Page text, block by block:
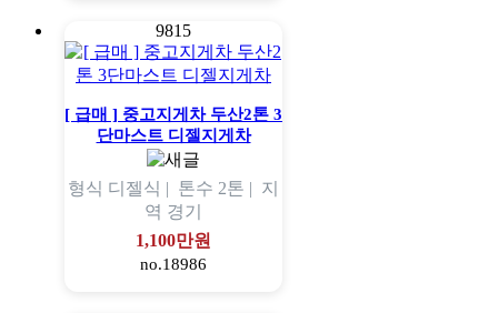
9815
[ 급매 ] 중고지게차 두산2톤 3
단마스트 디젤지게차
형식 디젤식 | 톤수 2톤 | 지
역 경기
1,100만원
no.18986